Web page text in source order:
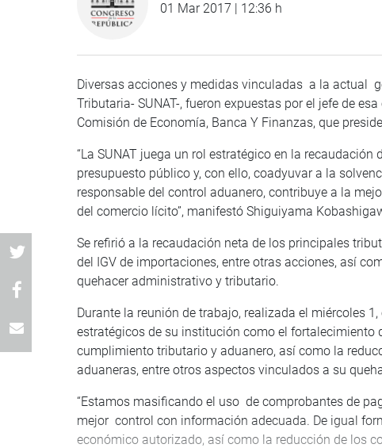
01 Mar 2017 | 12:36 h
Diversas acciones y medidas vinculadas a la actual
Tributaria- SUNAT-, fueron expuestas por el jefe de
Comisión de Economía, Banca Y Finanzas, que
“La SUNAT juega un rol estratégico en la
presupuesto público y, con ello, coadyuvar a la
responsable del control aduanero, contribuye a la
del comercio lícito”, manifestó Shiguiyama
Se refirió a la recaudación neta de los principales
del IGV de importaciones, entre otras acciones, así
quehacer administrativo y tributario.
Durante la reunión de trabajo, realizada el miércoles
estratégicos de su institución como el fortalecimiento
cumplimiento tributario y aduanero, así como la
aduaneras, entre otros aspectos vinculados a su
“Estamos masificando el uso de comprobantes de
mejor control con información adecuada. De igual
económico autorizado, así como la reducción de los